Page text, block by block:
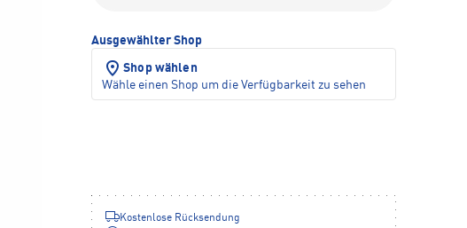
Ausgewählter Shop
Shop wählen
Wähle einen Shop um die Verfügbarkeit zu sehen
Kostenlose Rücksendung